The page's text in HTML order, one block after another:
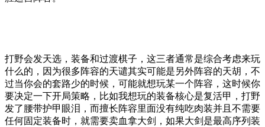
打野会发天选，装备和过渡棋子，这三者通常是综合考虑来玩
什么的，因为很多阵容的天谴其实可能是另外阵容的天胡，不
过当你会的套路少的时候，可能就想玩某一个阵容，这时候你
要决定一下开局策略，比如我想玩的装备核心是复活甲，打野
发了腰带护甲眼泪，而擅长阵容里面没有纯吃肉装并且不需要
任何固定装备时，就需要卖血拿大剑，如果大剑是最高序列装